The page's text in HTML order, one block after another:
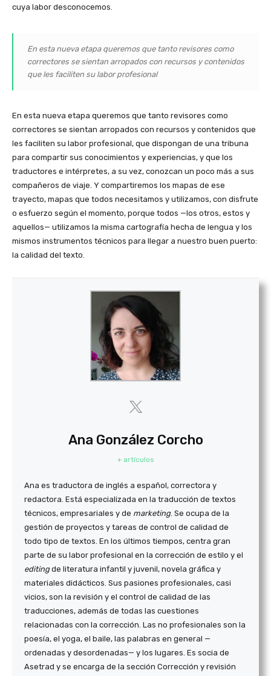
cuya labor desconocemos.
En esta nueva etapa queremos que tanto revisores como
correctores se sientan arropados con recursos y contenidos
que les faciliten su labor profesional
En esta nueva etapa queremos que tanto revisores como
correctores se sientan arropados con recursos y contenidos que
les faciliten su labor profesional, que dispongan de una tribuna
para compartir sus conocimientos y experiencias, y que los
traductores e intérpretes, a su vez, conozcan un poco más a sus
compañeros de viaje. Y compartiremos los mapas de ese
trayecto, mapas que todos necesitamos y utilizamos, con disfrute
o esfuerzo según el momento, porque todos —los otros, estos y
aquellos— utilizamos la misma cartografía hecha de lengua y los
mismos instrumentos técnicos para llegar a nuestro buen puerto:
la calidad del texto.
Ana González Corcho
+ artículos
Ana es traductora de inglés a español, correctora y
redactora. Está especializada en la traducción de textos
técnicos, empresariales y de marketing. Se ocupa de la
gestión de proyectos y tareas de control de calidad de
todo tipo de textos. En los últimos tiempos, centra gran
parte de su labor profesional en la corrección de estilo y el
editingde literatura infantil y juvenil, novela gráfica y
materiales didácticos. Sus pasiones profesionales, casi
vicios, son la revisión y el control de calidad de las
traducciones, además de todas las cuestiones
relacionadas con la corrección. Las no profesionales son la
poesía, el yoga, el baile, las palabras en general —
ordenadas y desordenadas— y los lugares. Es socia de
Asetrad y se encarga de la sección Corrección y revisión